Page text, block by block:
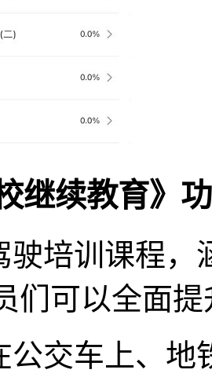
继续教育》
驶培训课程
们可以全面
公交车上、